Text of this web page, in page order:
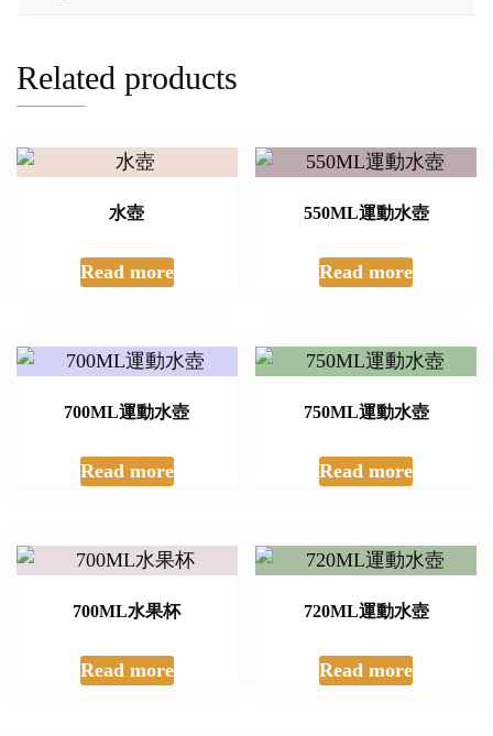
Related products
水壺
Read more
550ML運動水壺
Read more
700ML運動水壺
Read more
750ML運動水壺
Read more
700ML水果杯
Read more
720ML運動水壺
Read more